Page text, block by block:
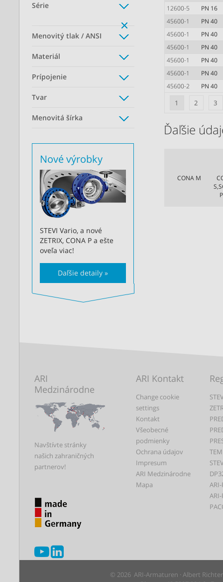
1 2 3
12600-5
PN 16
45600-1
PN 40
45600-1
PN 40
45600-1
PN 40
45600-1
PN 40
45600-1
PN 40
45600-2
PN 40
Ďaľšie
CONA M
Série
Menovitý tlak / ANSI
Materiál
Prípojenie
Tvar
Menovitá šírka
Nové výrobky
STEVI Vario, a nové
ZETRIX, CONA P a ešte
oveľa viac!
Daľšie detaily »
ARI
Medzinárodne
Navštívte stránky
našich zahraničných
partnerov!
ARI Kontakt
Change cookie
settings
Kontakt
Všeobecné
podmienky
Ochrana údajov
Impresum
ARI Medzinárodne
Mapa
© 2026 ARI-Armaturen · Albert